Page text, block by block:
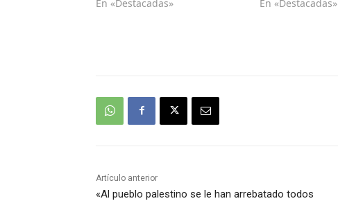
En «Destacadas»
En «Destacadas»
Artículo anterior
«Al pueblo palestino se le han arrebatado todos